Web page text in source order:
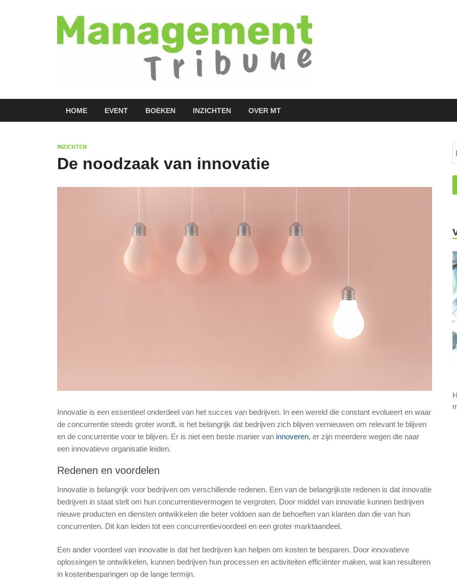
HOME EVENT BOEKEN INZICHTEN OVER MT
INZICHTEN
De noodzaak van innovatie
Innovatie is een essentieel onderdeel van het succes van bedrijven. In een wereld die constant evolueert en waar
de concurrentie steeds groter wordt, is het belangrijk dat bedrijven zich blijven vernieuwen om relevant te blijven
en de concurrentie voor te blijven. Er is niet een beste manier van innoveren, er zijn meerdere wegen die naar
een innovatieve organisatie leiden.
Redenen en voordelen
Innovatie is belangrijk voor bedrijven om verschillende redenen. Een van de belangrijkste redenen is dat innovatie
bedrijven in staat stelt om hun concurrentievermogen te vergroten. Door middel van innovatie kunnen bedrijven
nieuwe producten en diensten ontwikkelen die beter voldoen aan de behoeften van klanten dan die van hun
concurrenten. Dit kan leiden tot een concurrentievoordeel en een groter marktaandeel.
Een ander voordeel van innovatie is dat het bedrijven kan helpen om kosten te besparen. Door innovatieve
oplossingen te ontwikkelen, kunnen bedrijven hun processen en activiteiten efficiënter maken, wat kan resulteren
in kostenbesparingen op de lange termijn.